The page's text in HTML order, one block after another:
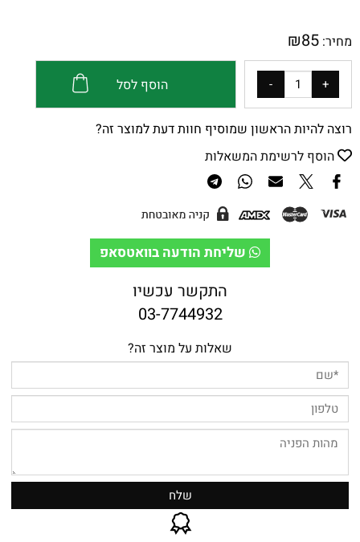
מחיר: ₪85
הוסף לסל
רוצה להיות הראשון שמוסיף חוות דעת למוצר זה?
הוסף לרשימת המשאלות
שליחת הודעה בוואטסאפ
התקשר עכשיו
03-7744932
שאלות על מוצר זה?